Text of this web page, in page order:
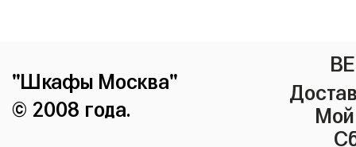
"Шкафы Москва"
© 2008 года.